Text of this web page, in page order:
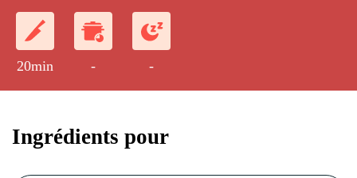
20min - -
Ingrédients pour